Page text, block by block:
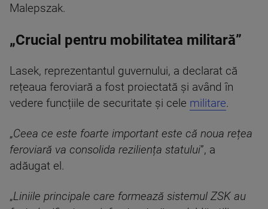
Malepszak.
„Crucial pentru mobilitatea militară”
Lasek, reprezentantul guvernului, a declarat că
rețeaua feroviară a fost proiectată și având în
vedere funcțiile de securitate și cele militare.
„Ceea ce este foarte important este că noua rețea
feroviară va consolida reziliența statului”, a
adăugat el.
„Liniile principale care formează sistemul ZSK au